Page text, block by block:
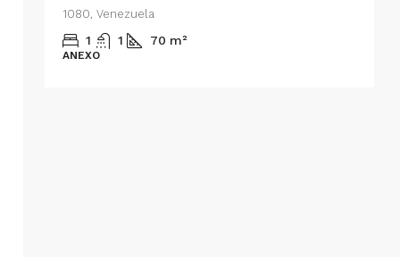
1080, Venezuela
1 1 70 m²
ANEXO